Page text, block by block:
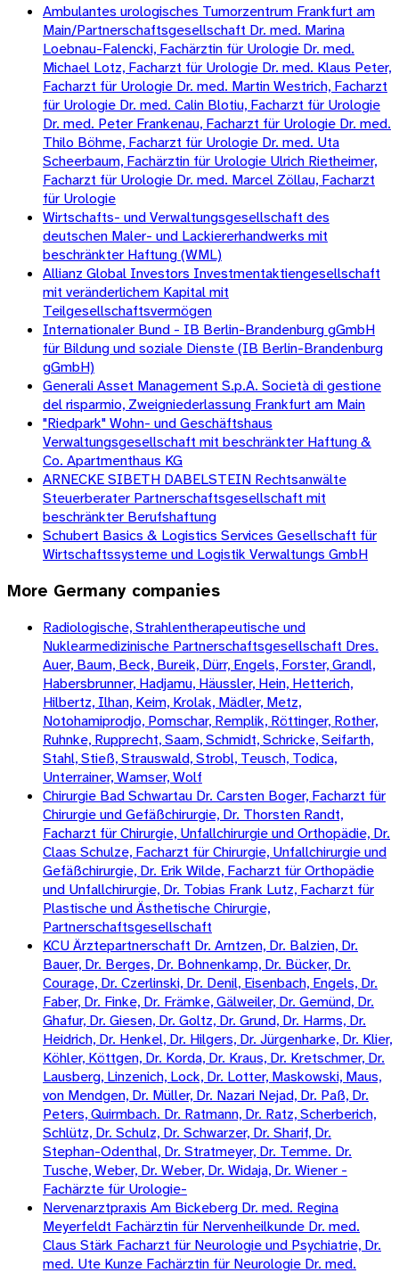
Ambulantes urologisches Tumorzentrum Frankfurt am
Main/Partnerschaftsgesellschaft Dr. med. Marina
Loebnau-Falencki, Fachärztin für Urologie Dr. med.
Michael Lotz, Facharzt für Urologie Dr. med. Klaus Peter,
Facharzt für Urologie Dr. med. Martin Westrich, Facharzt
für Urologie Dr. med. Calin Blotiu, Facharzt für Urologie
Dr. med. Peter Frankenau, Facharzt für Urologie Dr. med.
Thilo Böhme, Facharzt für Urologie Dr. med. Uta
Scheerbaum, Fachärztin für Urologie Ulrich Rietheimer,
Facharzt für Urologie Dr. med. Marcel Zöllau, Facharzt
für Urologie
Wirtschafts- und Verwaltungsgesellschaft des
deutschen Maler- und Lackiererhandwerks mit
beschränkter Haftung (WML)
Allianz Global Investors Investmentaktiengesellschaft
mit veränderlichem Kapital mit
Teilgesellschaftsvermögen
Internationaler Bund - IB Berlin-Brandenburg gGmbH
für Bildung und soziale Dienste (IB Berlin-Brandenburg
gGmbH)
Generali Asset Management S.p.A. Società di gestione
del risparmio, Zweigniederlassung Frankfurt am Main
"Riedpark" Wohn- und Geschäftshaus
Verwaltungsgesellschaft mit beschränkter Haftung &
Co. Apartmenthaus KG
ARNECKE SIBETH DABELSTEIN Rechtsanwälte
Steuerberater Partnerschaftsgesellschaft mit
beschränkter Berufshaftung
Schubert Basics & Logistics Services Gesellschaft für
Wirtschaftssysteme und Logistik Verwaltungs GmbH
More Germany companies
Radiologische, Strahlentherapeutische und
Nuklearmedizinische Partnerschaftsgesellschaft Dres.
Auer, Baum, Beck, Bureik, Dürr, Engels, Forster, Grandl,
Habersbrunner, Hadjamu, Häussler, Hein, Hetterich,
Hilbertz, Ilhan, Keim, Krolak, Mädler, Metz,
Notohamiprodjo, Pomschar, Remplik, Röttinger, Rother,
Ruhnke, Rupprecht, Saam, Schmidt, Schricke, Seifarth,
Stahl, Stieß, Strauswald, Strobl, Teusch, Todica,
Unterrainer, Wamser, Wolf
Chirurgie Bad Schwartau Dr. Carsten Boger, Facharzt für
Chirurgie und Gefäßchirurgie, Dr. Thorsten Randt,
Facharzt für Chirurgie, Unfallchirurgie und Orthopädie, Dr.
Claas Schulze, Facharzt für Chirurgie, Unfallchirurgie und
Gefäßchirurgie, Dr. Erik Wilde, Facharzt für Orthopädie
und Unfallchirurgie, Dr. Tobias Frank Lutz, Facharzt für
Plastische und Ästhetische Chirurgie,
Partnerschaftsgesellschaft
KCU Ärztepartnerschaft Dr. Arntzen, Dr. Balzien, Dr.
Bauer, Dr. Berges, Dr. Bohnenkamp, Dr. Bücker, Dr.
Courage, Dr. Czerlinski, Dr. Denil, Eisenbach, Engels, Dr.
Faber, Dr. Finke, Dr. Främke, Gälweiler, Dr. Gemünd, Dr.
Ghafur, Dr. Giesen, Dr. Goltz, Dr. Grund, Dr. Harms, Dr.
Heidrich, Dr. Henkel, Dr. Hilgers, Dr. Jürgenharke, Dr. Klier,
Köhler, Köttgen, Dr. Korda, Dr. Kraus, Dr. Kretschmer, Dr.
Lausberg, Linzenich, Lock, Dr. Lotter, Maskowski, Maus,
von Mendgen, Dr. Müller, Dr. Nazari Nejad, Dr. Paß, Dr.
Peters, Quirmbach. Dr. Ratmann, Dr. Ratz, Scherberich,
Schlütz, Dr. Schulz, Dr. Schwarzer, Dr. Sharif, Dr.
Stephan-Odenthal, Dr. Stratmeyer, Dr. Temme. Dr.
Tusche, Weber, Dr. Weber, Dr. Widaja, Dr. Wiener -
Fachärzte für Urologie-
Nervenarztpraxis Am Bickeberg Dr. med. Regina
Meyerfeldt Fachärztin für Nervenheilkunde Dr. med.
Claus Stärk Facharzt für Neurologie und Psychiatrie, Dr.
med. Ute Kunze Fachärztin für Neurologie Dr. med.